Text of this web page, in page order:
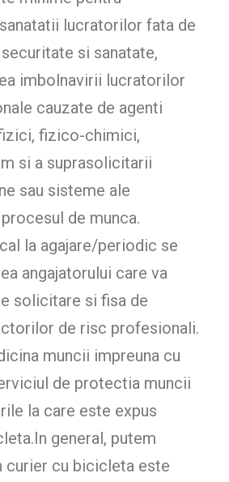
lucratorilor fata de
si sanatate,
imbolnavirii lucratorilor
cauzate de agenti
fizico-chimici,
si a suprasolicitarii
sau sisteme ale
de munca.
la agajare/periodic se
angajatorului care va
solicitare si fisa de
de risc profesionali.
muncii impreuna cu
de protectia muncii
la care este expus
general, putem
curier cu bicicleta este